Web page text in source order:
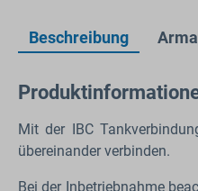
Beschreibung
Mit der IBC
übereinander verbinden.
Bei der Inbetriebnahme